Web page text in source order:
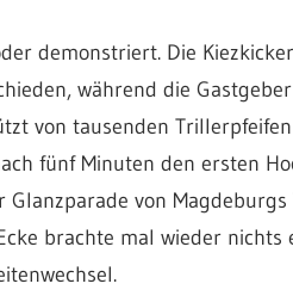
demonstriert. Die
während die
von tausenden
fünf Minuten den ersten
von
brachte mal wieder nichts